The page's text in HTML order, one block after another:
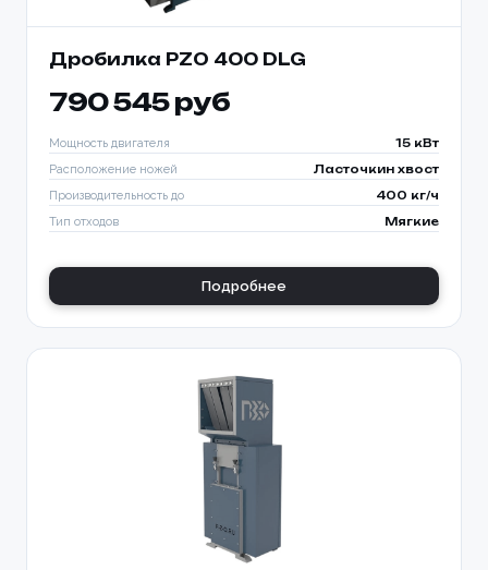
Дробилка PZO 400 DLG
790 545 руб
Мощность двигателя 15 кВт
Расположение ножей Ласточкин хвост
Производительность до 400 кг/ч
Тип отходов Мягкие
Подробнее